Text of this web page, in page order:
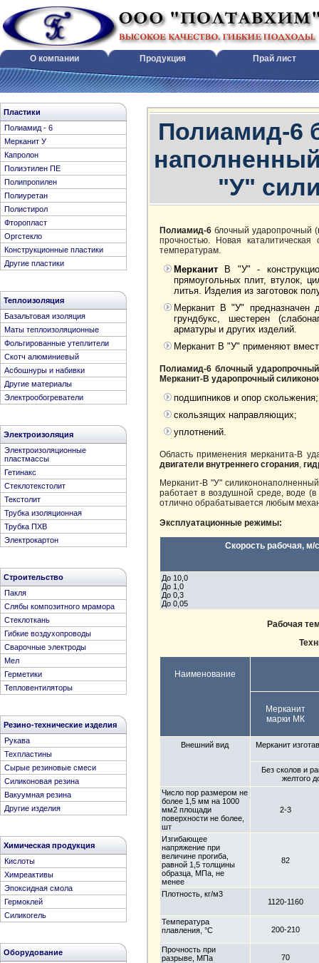
О компании Продукция Прай лист
Пластики
Полиамид - 6
Мерканит У
Капролон
Полиэтилен ПЕ
Полипропилен
Полиуретан
Полистирол
Фторопласт
Оргстекло
Конструкционные пластики
Другие пластики
Теплоизоляция
Базальтовая изоляция
Маты теплоизоляционные
Фольгированные утеплители
Скотч алюминиевый
Асбошнуры и набивки
Другие материалы
Электрообогреватели
Электроизоляция
Электроизоляционные
пластмассы
Гетинакс
Стеклотекстолит
Текстолит
Трубка изоляционная
Трубка ПХВ
Электрокартон
Строительство
Пакля
Слябы композитного мрамора
Стеклоткань
Гибкие воздухопроводы
Сварочные электроды
Мел
Герметики
Тепловентиляторы
Резино-технические изделия
Рукава
Техпластины
Сырые резиновые смеси
Cиликоновая резина
Вакуумная резина
Другие изделия
Химическая продукция
Кислоты
Химреактивы
Эпоксидная смола
Гермоклей
Силикогель
Оборудование
Полиамид-6
"У"
Полиамид-6блочный ударопрочный (
прочностью. Новая
температурам.
МерканитВ "У" -
прямоугольных плит, втулок,
литья. Изделия из заготовок
Мерканит В "У" предназначен
грундбукс, шестерен
арматуры и других изделий.
Мерканит В "У" применяют
Полиамид-6 блочный
Мерканит-В ударопрочный
подшипников и опор скольжения;
скользящих направляющих;
уплотнений.
Область применения мерканита-В
двигатели внутреннего сгорания,
Мерканит-В "У"
работает в воздушной среде, воде
отлично обрабатывается любым
Эксплуатационные режимы:
Скорость рабочая, м/с
До 10,0
До 1,0
До 0,3
До 0,05
Рабочая
Наименование
Мерканит
марки МК
Внешний вид Мерканит
Без сколов и
желтого
Число пор размером не
более 1,5 мм на 1000
мм2 площади
поверхности не более,
шт
2-3
Изгибающее
напряжение при
величине прогиба,
равной 1,5 толщины
образца, МПа, не
менее
82
Плотность, кг/м3
1120-1160
Температура
плавления, °C
200-210
Прочность при
разрыве, МПа
70